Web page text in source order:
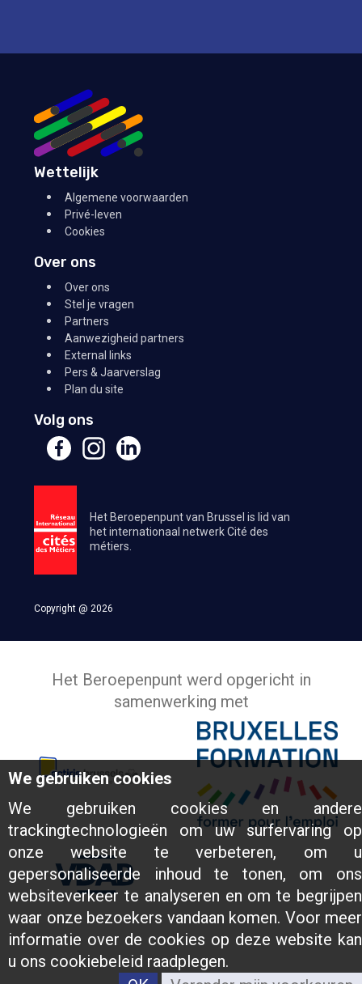
We gebruiken cookies
We gebruiken cookies en andere
trackingtechnologieën om uw surfervaring op
onze website te verbeteren, om u
gepersonaliseerde inhoud te tonen, om ons
websiteverkeer te analyseren en om te begrijpen
waar onze bezoekers vandaan komen. Voor meer
informatie over de cookies op deze website kan
u ons cookiebeleid raadplegen.
Wettelijk
Algemene voorwaarden
Privé-leven
Cookies
Over ons
Over ons
Stel je vragen
Partners
Aanwezigheid partners
External links
Pers & Jaarverslag
Plan du site
Volg ons
Het Beroepenpunt van Brussel is lid van
het internationaal netwerk Cité des
métiers.
Copyright @ 2026
Het Beroepenpunt werd opgericht in
samenwerking met